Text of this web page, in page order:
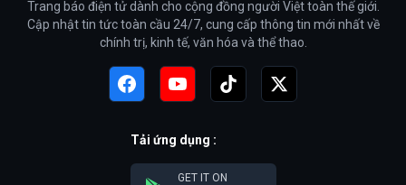
Trang báo điện tử dành cho cộng đồng người Việt toàn thế giới.
Cập nhật tin tức toàn cầu 24/7, cung cấp thông tin mới nhất về
chính trị, kinh tế, văn hóa và thể thao.
Tải ứng dụng :
GET IT ON